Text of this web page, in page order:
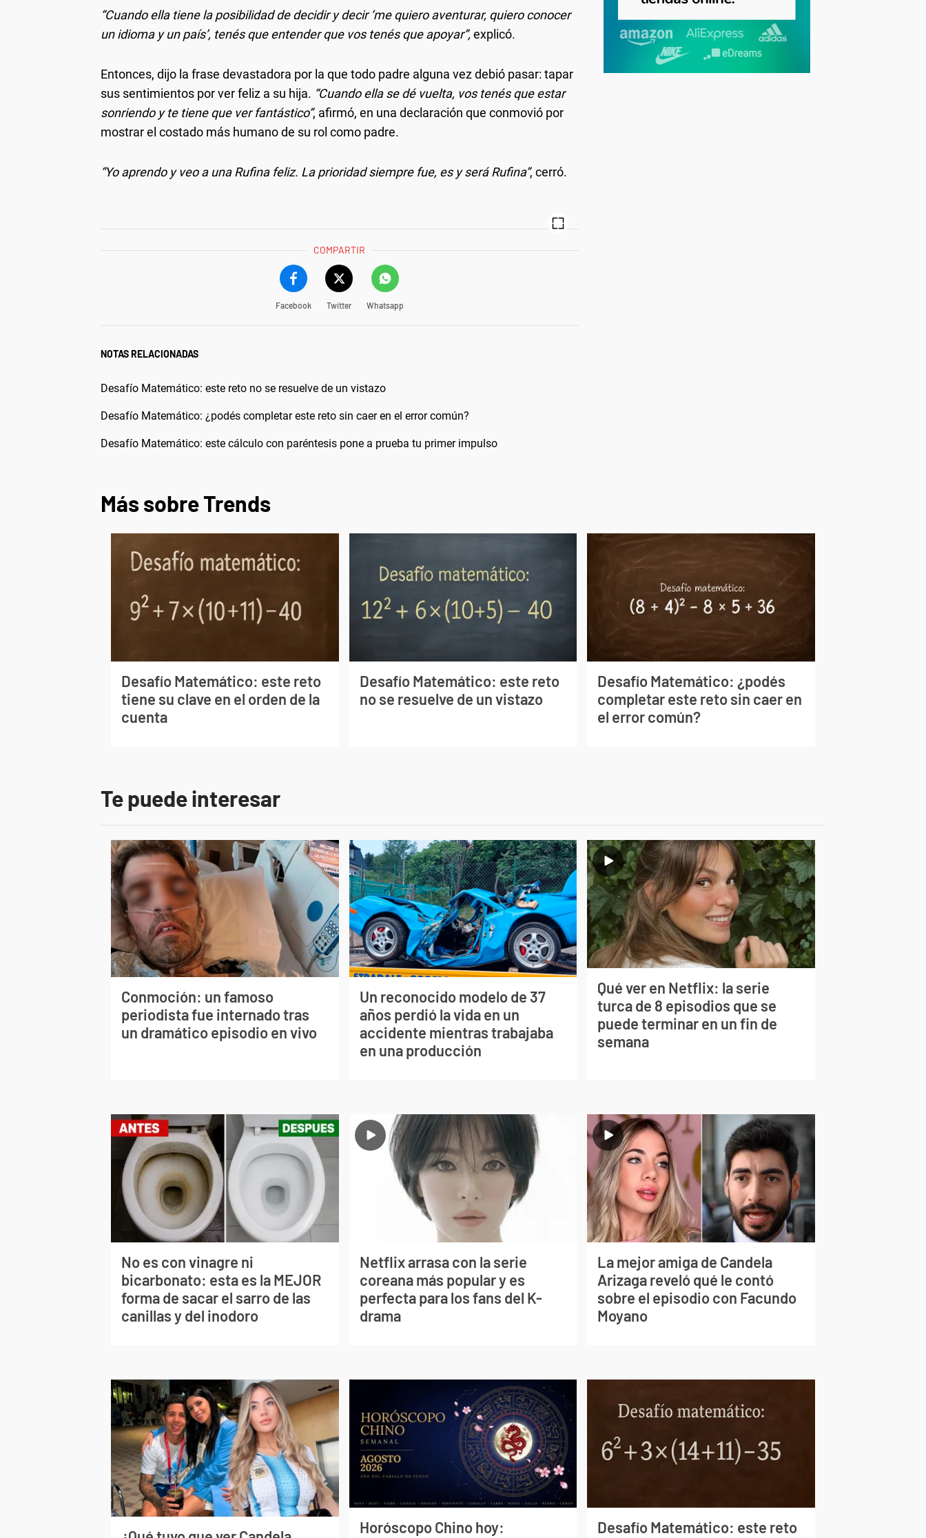
“Cuando ella tiene la posibilidad de decidir y decir ‘me quiero aventurar, quiero conocer
un idioma y un país’, tenés que entender que vos tenés que apoyar”, explicó.
Entonces, dijo la frase devastadora por la que todo padre alguna vez debió pasar: tapar
sus sentimientos por ver feliz a su hija. “Cuando ella se dé vuelta, vos tenés que estar
sonriendo y te tiene que ver fantástico”, afirmó, en una declaración que conmovió por
mostrar el costado más humano de su rol como padre.
“Yo aprendo y veo a una Rufina feliz. La prioridad siempre fue, es y será Rufina”, cerró.
COMPARTIR
Facebook Twitter Whatsapp
NOTAS RELACIONADAS
Desafío Matemático: este reto no se resuelve de un vistazo
Desafío Matemático: ¿podés completar este reto sin caer en el error común?
Desafío Matemático: este cálculo con paréntesis pone a prueba tu primer impulso
Más sobre Trends
Desafío Matemático: este reto
tiene su clave en el orden de la
cuenta
Desafío Matemático: este reto
no se resuelve de un vistazo
Desafío Matemático: ¿podés
completar este reto sin caer en
el error común?
Te puede interesar
Conmoción: un famoso
periodista fue internado tras
un dramático episodio en vivo
Un reconocido modelo de 37
años perdió la vida en un
accidente mientras trabajaba
en una producción
Qué ver en Netflix: la serie
turca de 8 episodios que se
puede terminar en un fin de
semana
No es con vinagre ni
bicarbonato: esta es la MEJOR
forma de sacar el sarro de las
canillas y del inodoro
Netflix arrasa con la serie
coreana más popular y es
perfecta para los fans del K-
drama
La mejor amiga de Candela
Arizaga reveló qué le contó
sobre el episodio con Facundo
Moyano
Horóscopo Chino hoy:
Desafío Matemático: este reto